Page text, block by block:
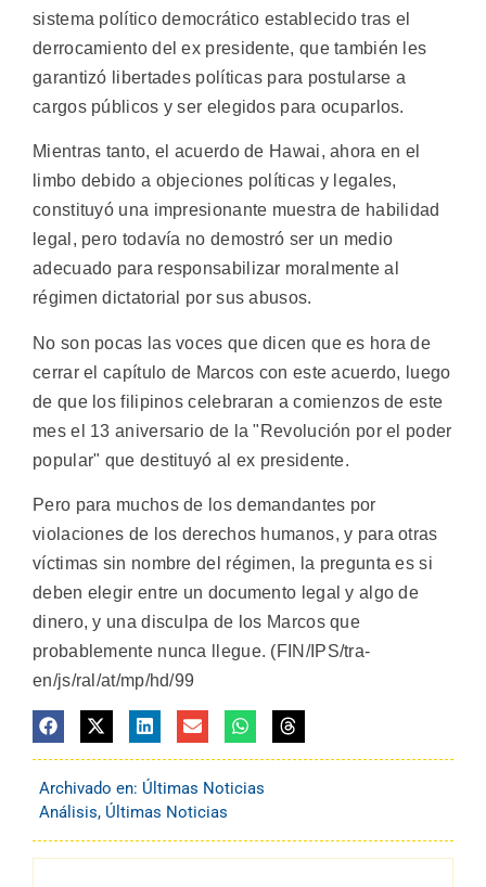
sistema político democrático establecido tras el
derrocamiento del ex presidente, que también les
garantizó libertades políticas para postularse a
cargos públicos y ser elegidos para ocuparlos.
Mientras tanto, el acuerdo de Hawai, ahora en el
limbo debido a objeciones políticas y legales,
constituyó una impresionante muestra de habilidad
legal, pero todavía no demostró ser un medio
adecuado para responsabilizar moralmente al
régimen dictatorial por sus abusos.
No son pocas las voces que dicen que es hora de
cerrar el capítulo de Marcos con este acuerdo, luego
de que los filipinos celebraran a comienzos de este
mes el 13 aniversario de la "Revolución por el poder
popular" que destituyó al ex presidente.
Pero para muchos de los demandantes por
violaciones de los derechos humanos, y para otras
víctimas sin nombre del régimen, la pregunta es si
deben elegir entre un documento legal y algo de
dinero, y una disculpa de los Marcos que
probablemente nunca llegue. (FIN/IPS/tra-
en/js/ral/at/mp/hd/99
Archivado en: Últimas Noticias
Análisis, Últimas Noticias